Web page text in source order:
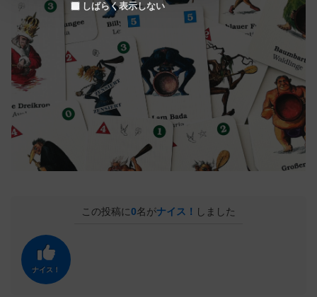
この投稿に0名がナイス！ しました
ナイス！
しばらく表示しない